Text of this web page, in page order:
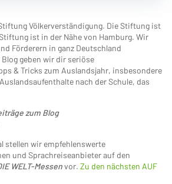
Völkerverständigung. Die Stiftung ist
ist in der Nähe von Hamburg. Wir
Förderern in ganz Deutschland
geben wir dir seriöse
& Tricks zum Auslandsjahr, insbesondere
nach der Schule, das
zum Blog
stellen wir empfehlenswerte
und Sprachreiseanbieter auf den
WELT-Messenvor. Zu den nächsten AUF